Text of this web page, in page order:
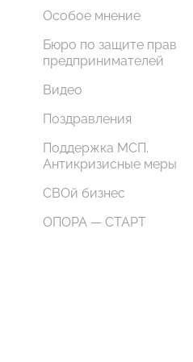
Особое мнение
Бюро по защите прав
предпринимателей
Видео
Поздравления
Поддержка МСП.
Антикризисные меры
СВОй бизнес
ОПОРА — СТАРТ